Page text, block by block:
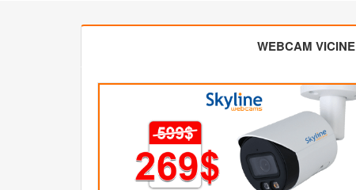
WEBCAM VICINE